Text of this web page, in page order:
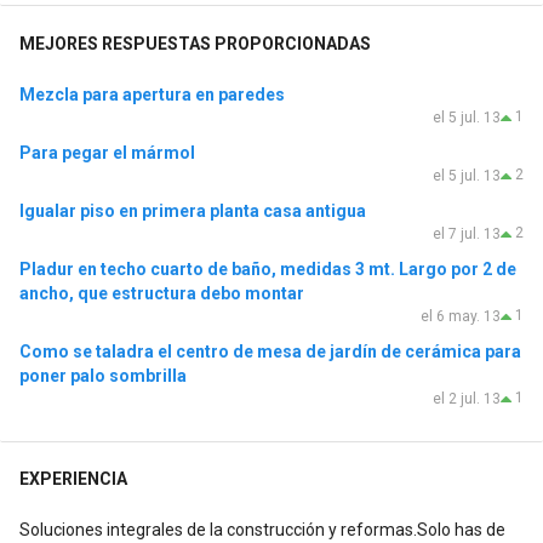
MEJORES RESPUESTAS PROPORCIONADAS
Mezcla para apertura en paredes
1
el 5 jul. 13
Para pegar el mármol
2
el 5 jul. 13
Igualar piso en primera planta casa antigua
2
el 7 jul. 13
Pladur en techo cuarto de baño, medidas 3 mt. Largo por 2 de
ancho, que estructura debo montar
1
el 6 may. 13
Como se taladra el centro de mesa de jardín de cerámica para
poner palo sombrilla
1
el 2 jul. 13
EXPERIENCIA
Soluciones integrales de la construcción y reformas.Solo has de